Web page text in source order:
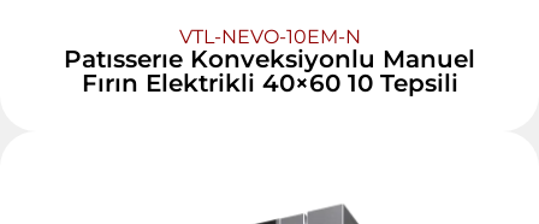
VTL-NEVO-10EM-N
Patısserıe Konveksiyonlu Manuel
Fırın Elektrikli 40×60 10 Tepsili